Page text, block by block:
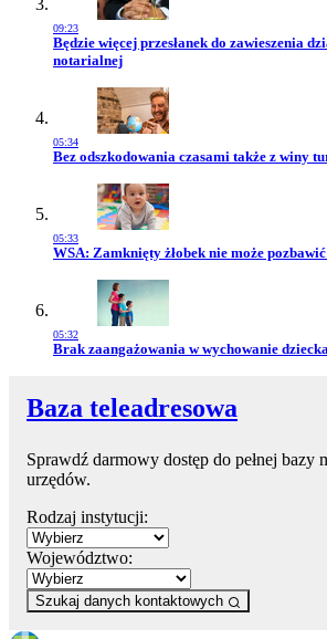
09:23
Przejdź do artykułu:
Będzie więcej przesłanek do zawieszenia
notarialnej
05:34
Przejdź do artykułu:
Bez odszkodowania czasami także z winy
05:33
Przejdź do artykułu:
WSA: Zamknięty żłobek nie może
05:32
Przejdź do artykułu:
Brak zaangażowania w wychowanie
Baza teleadresowa
Sprawdź darmowy dostęp do pełnej bazy
urzędów.
Rodzaj instytucji:
Województwo:
Szukaj danych kontaktowych